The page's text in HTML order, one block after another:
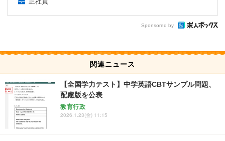
Sponsored by
関連ニュース
【全国学力テスト】中学英語CBTサンプル問題、
配慮版を公表
教育行政
2026.1.23(金) 11:15